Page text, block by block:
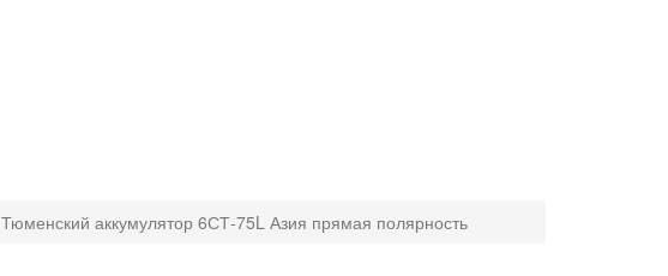
Тюменский аккумулятор 6СТ-75L Азия прямая полярность